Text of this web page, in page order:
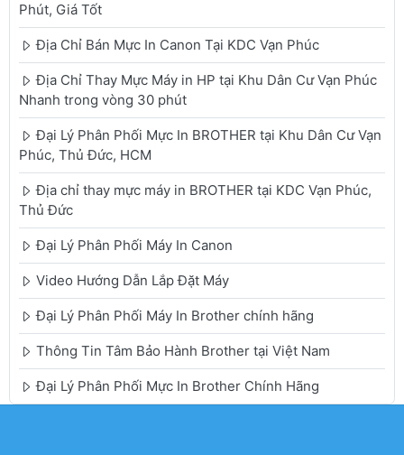
Phút, Giá Tốt
Địa Chỉ Bán Mực In Canon Tại KDC Vạn Phúc
Địa Chỉ Thay Mực Máy in HP tại Khu Dân Cư Vạn Phúc
Nhanh trong vòng 30 phút
Đại Lý Phân Phối Mực In BROTHER tại Khu Dân Cư Vạn
Phúc, Thủ Đức, HCM
Địa chỉ thay mực máy in BROTHER tại KDC Vạn Phúc,
Thủ Đức
Đại Lý Phân Phối Máy In Canon
Video Hướng Dẫn Lắp Đặt Máy
Đại Lý Phân Phối Máy In Brother chính hãng
Thông Tin Tâm Bảo Hành Brother tại Việt Nam
Đại Lý Phân Phối Mực In Brother Chính Hãng